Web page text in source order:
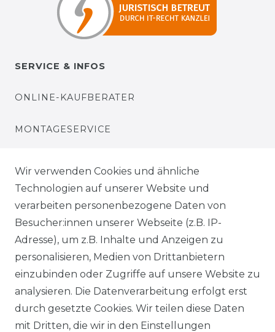
SERVICE & INFOS
ONLINE-KAUFBERATER
MONTAGESERVICE
BEZAHLUNG
KLIMA- UND UMWELTSCHUTZ
LEXIKON
UNTERNEHMEN
Wir verwenden Cookies und ähnliche
Technologien auf unserer Website und
verarbeiten personenbezogene Daten von
Besucher:innen unserer Webseite (z.B. IP-
Adresse), um z.B. Inhalte und Anzeigen zu
personalisieren, Medien von Drittanbietern
einzubinden oder Zugriffe auf unsere Website zu
analysieren. Die Datenverarbeitung erfolgt erst
durch gesetzte Cookies. Wir teilen diese Daten
mit Dritten, die wir in den Einstellungen